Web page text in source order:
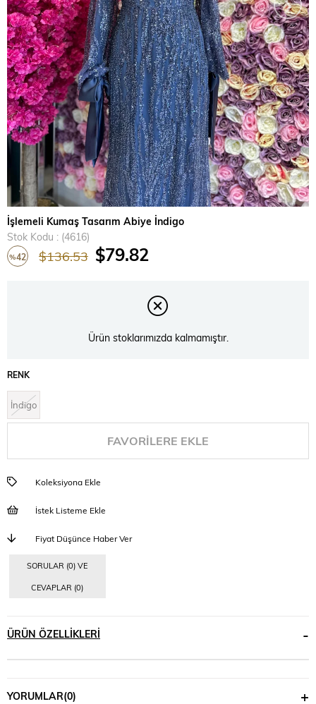
İşlemeli Kumaş Tasarım Abiye İndigo
Stok Kodu
(4616)
%42 $136.53 $79.82
Ürün stoklarımızda kalmamıştır.
RENK
İndigo
FAVORILERE EKLE
Koleksiyona Ekle
İstek Listeme Ekle
Fiyat Düşünce Haber Ver
SORULAR (0) VE
CEVAPLAR (0)
ÜRÜN ÖZELLIKLERI
YORUMLAR(0)